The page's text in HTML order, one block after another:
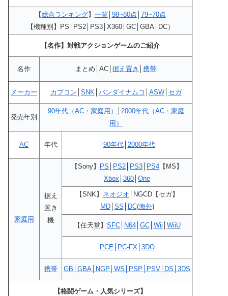
【総合ランキング】 一覧 98~80点 79~70点
【機種別】PS│PS2│PS3│X360│GC│GBA│DC）
【名作】対戦アクションゲームのご紹介
名作 まとめ│AC│ 据え置き 携帯
メーカー カプコン SNK│ バンダイナムコ ASW│ セガ
発売年別
90年代（AC・家庭用）
2000年代（AC・家庭
用）
AC 年代 90年代│ 2000年代
家庭用
据え
置き
機
【Sony】 PS PS2 PS3 PS4 【MS】
Xbox 360 One
【SNK】 ネオジオ │NGCD【セガ】
MD│ SS DC(海外)
【任天堂】 SFC│ N64│ GC│ Wii WiiU
PCE│ PC-FX│ 3DO
携帯 GB│GBA│NGP│WS│PSP│PSV│DS│3DS
【格闘ゲーム・人気シリーズ】